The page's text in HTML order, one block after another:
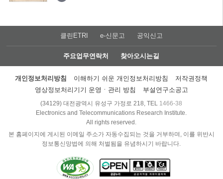
클린ETRI e-신문고 공익신고
주요업무연락처 찾아오시는길
개인정보처리방침 이해하기 쉬운 개인정보처리방침
저작권정책
영상정보처리기기 운영ㆍ관리 방침
부설연구소공고
(34129) 대전광역시 유성구 가정로 218, TEL 1466-38
Electronics and Telecommunications Research Institute.
All rights reserved.
본 홈페이지에 게시된 이메일 주소가 자동수집되는 것을 거부하며, 이를 위반시
정보통신망법에 의해 처벌됨을 유념하시기 바랍니다.